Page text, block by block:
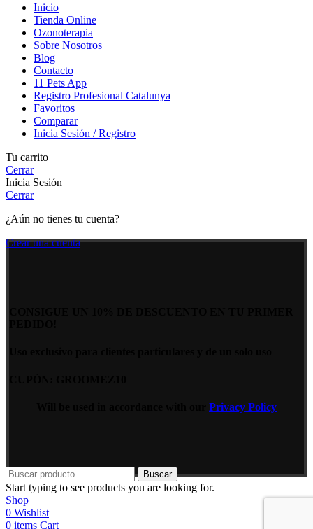
Inicio
Tienda Online
Ozonoterapia
Sobre Nosotros
Blog
Contacto
11 Pets App
Registro Profesional Catalunya
Favoritos
Comparar
Inicia Sesión / Registro
Tu carrito
Cerrar
Inicia Sesión
Cerrar
¿Aún no tienes tu cuenta?
Crear una cuenta
Privacy Policy
Buscar
Start typing to see products you are looking for.
Shop
0 Wishlist
0 items Cart